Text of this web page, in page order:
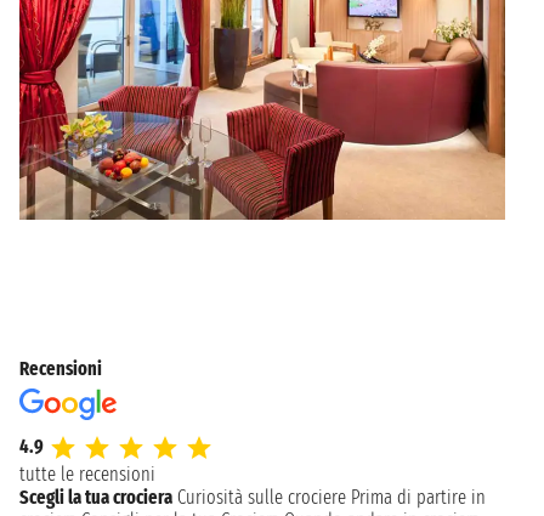
Recensioni
4.9
tutte le recensioni
Scegli la tua crociera Curiosità sulle crociere Prima di partire in